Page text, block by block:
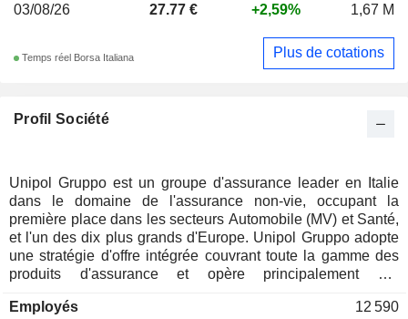
Profil Société
Unipol Gruppo est un groupe d'assurance leader en Italie
dans le domaine de l'assurance non-vie, occupant la
première place dans les secteurs Automobile (MV) et Santé,
et l'un des dix plus grands d'Europe. Unipol Gruppo adopte
une stratégie d'offre intégrée couvrant toute la gamme des
produits d'assurance et opère principalement par
contrôle notamment Unisalute (assurance maladie), Arca
Employés 12 590
03/08/26
27.77 € +2,59% 1,67 M
Temps réel Borsa Italiana Plus de cotations